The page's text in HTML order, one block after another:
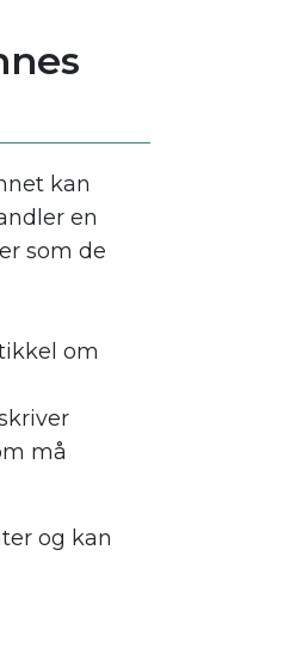
kan
en
som de
om
må
og kan